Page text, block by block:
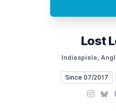
Lost
Indiespiele,
Since 07/2017